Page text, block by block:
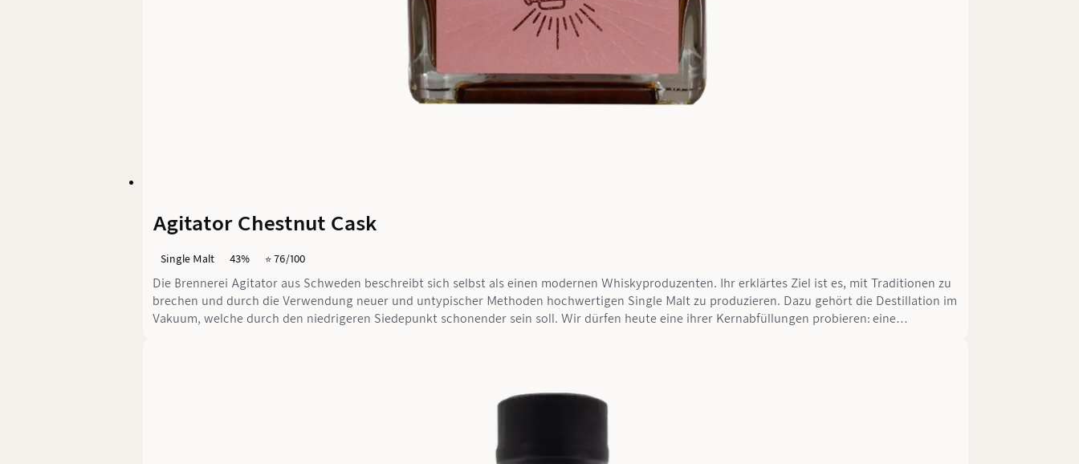
Agitator Chestnut Cask
Single Malt 43% ⭐️ 76/100
Die Brennerei Agitator aus Schweden beschreibt sich selbst als einen modernen Whiskyproduzenten. Ihr erklärtes Ziel ist es, mit Traditionen zu
brechen und durch die Verwendung neuer und untypischer Methoden hochwertigen Single Malt zu produzieren. Dazu gehört die Destillation im
Vakuum, welche durch den niedrigeren Siedepunkt schonender sein soll. Wir dürfen heute eine ihrer Kernabfüllungen probieren: eine